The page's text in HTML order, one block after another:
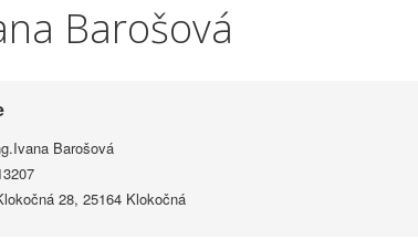
Barošová
Barošová
28, 25164 Klokočná